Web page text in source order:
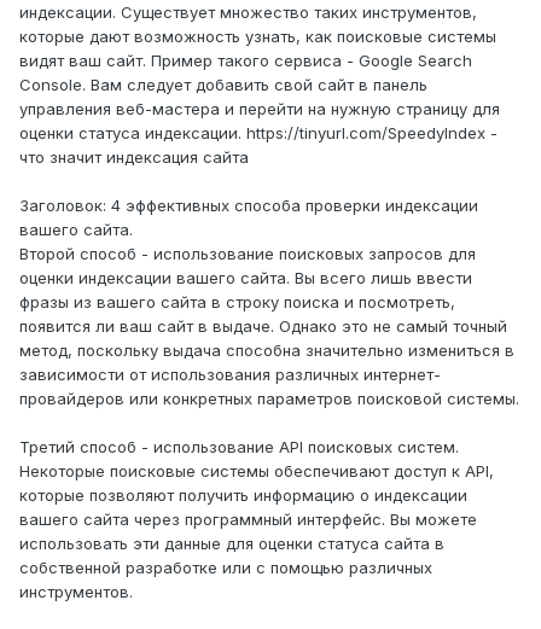
индексации. Существует множество таких инструментов,
которые дают возможность узнать, как поисковые системы
видят ваш сайт. Пример такого сервиса - Google Search
Console. Вам следует добавить свой сайт в панель
управления веб-мастера и перейти на нужную страницу для
оценки статуса индексации. https://tinyurl.com/SpeedyIndex -
что значит индексация сайта
Заголовок: 4 эффективных способа проверки индексации
вашего сайта.
Второй способ - использование поисковых запросов для
оценки индексации вашего сайта. Вы всего лишь ввести
фразы из вашего сайта в строку поиска и посмотреть,
появится ли ваш сайт в выдаче. Однако это не самый точный
метод, поскольку выдача способна значительно измениться в
зависимости от использования различных интернет-
провайдеров или конкретных параметров поисковой системы.
Третий способ - использование API поисковых систем.
Некоторые поисковые системы обеспечивают доступ к API,
которые позволяют получить информацию о индексации
вашего сайта через программный интерфейс. Вы можете
использовать эти данные для оценки статуса сайта в
собственной разработке или с помощью различных
инструментов.